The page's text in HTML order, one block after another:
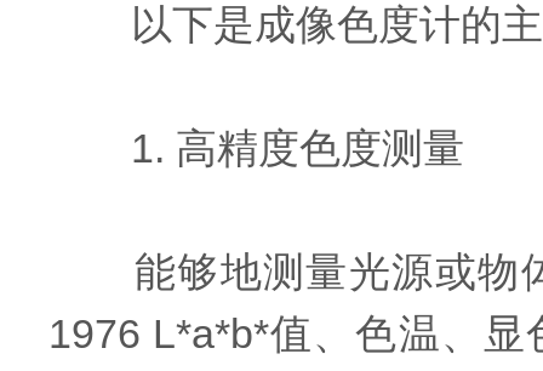
以下是成像色度计的主
1. 高精度色度测量
能够地测量光源或物体
1976 L*a*b*值、色温、